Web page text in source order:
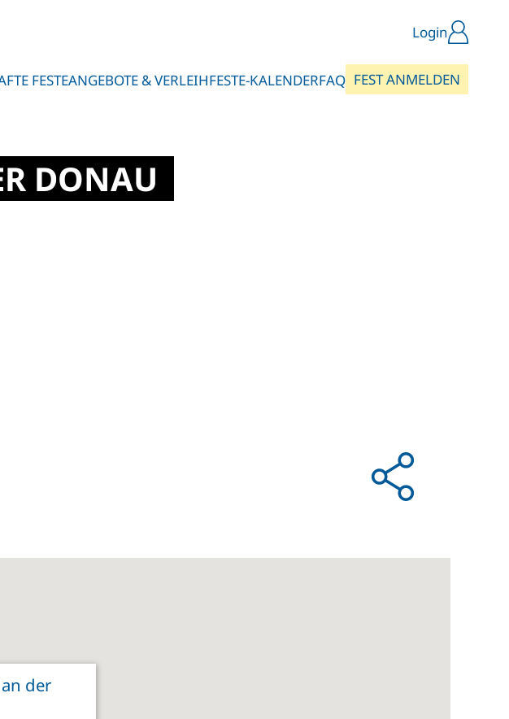
FESTEANGEBOTE & VERLEIHFESTE-KALENDERFAQ
Login
FEST ANMELDEN
DONAU
der